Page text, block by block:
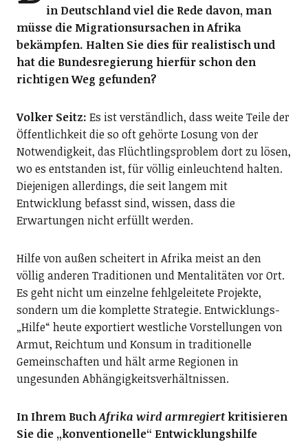
in Deutschland viel die Rede davon, man
müsse die Migrationsursachen in Afrika
bekämpfen. Halten Sie dies für realistisch und
hat die Bundesregierung hierfür schon den
richtigen Weg gefunden?
Volker Seitz: Es ist verständlich, dass weite Teile der
Öffentlichkeit die so oft gehörte Losung von der
Notwendigkeit, das Flüchtlingsproblem dort zu lösen,
wo es entstanden ist, für völlig einleuchtend halten.
Diejenigen allerdings, die seit langem mit
Entwicklung befasst sind, wissen, dass die
Erwartungen nicht erfüllt werden.
Hilfe von außen scheitert in Afrika meist an den
völlig anderen Traditionen und Mentalitäten vor Ort.
Es geht nicht um einzelne fehlgeleitete Projekte,
sondern um die komplette Strategie. Entwicklungs-
„Hilfe“ heute exportiert westliche Vorstellungen von
Armut, Reichtum und Konsum in traditionelle
Gemeinschaften und hält arme Regionen in
ungesunden Abhängigkeitsverhältnissen.
In Ihrem BuchAfrika wird armregiertkritisieren
Sie die „konventionelle“ Entwicklungshilfe